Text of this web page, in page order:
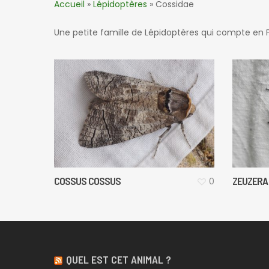
Accueil » Lépidoptères » Cossidae
Une petite famille de Lépidoptères qui compte en
COSSUS COSSUS 0
QUEL EST CET ANIMAL ?